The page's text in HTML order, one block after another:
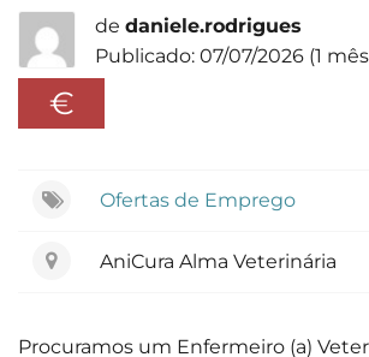
de daniele.rodrigues
Publicado: 07/07/2026 (1
€
Ofertas de Emprego
AniCura Alma Veterinária
Procuramos um Enfermeiro (a)